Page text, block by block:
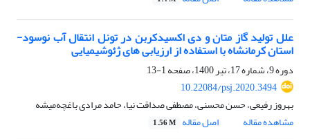
علل تولید گاز متان و دی اکسیدکربن در تونل انتقال آب نوسود-
استان کرمانشاه با استفاده از ارزیابی های ژئوشیمیایی
دوره 9، شماره 17، تیر 1400، صفحه
1-13
10.22084/psj.2020.3494
بهروز رفیعی، حسن محسنی، مصطفی صداقت نیا، حامد مرادی باغچه‌میشه
مشاهده مقاله
اصل مقاله 1.56 M